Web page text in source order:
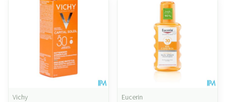
Vichy
Eucerin